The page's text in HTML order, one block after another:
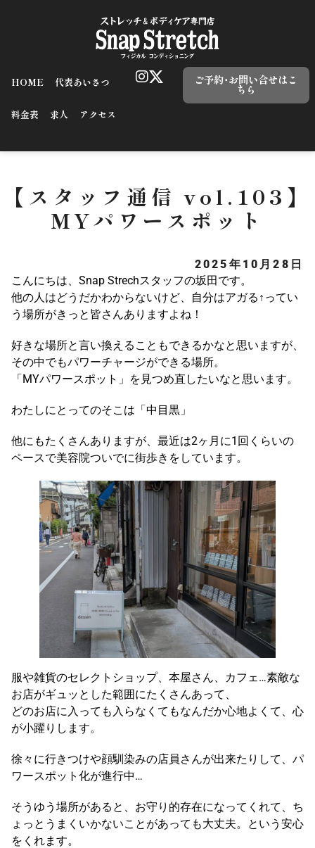
HOME 代表あいさつ
料金表 求人 アクセス
ご予約･お問い合せはこ
ちら
【スタッフ通信 vol.103】
MYパワースポット
2025年10月28日
こんにちは、Snap Strechスタッフの坂田です。
他の人はどうだかわからないけど、自分はアガる↑ってい
う場所がきっと皆さんありますよね！
好きな場所と言い換えることもできるかなと思いますが、
その中でもパワーチャージができる場所。
「MYパワースポット」を見つめ直したいなと思います。
わたしにとってのそこは「中目黒」
他にもたくさんありますが、最近は2ヶ月に1回くらいの
ペースで美容院ついでに街歩きをしています。
服や雑貨のセレクトショップ、本屋さん、カフェ…素敵な
お店がギュッとした範囲にたくさんあって、
どのお店に入っても入らなくてもなんだか心地よくて、心
が小躍りします。
徐々に行きつけや顔馴染みの店員さんが出来たりして、パ
ワースポット化が進行中…
そうゆう場所があると、お守り的存在になってくれて、ち
ょっとうまくいかないことがあっても大丈夫。という安心
をくれます。